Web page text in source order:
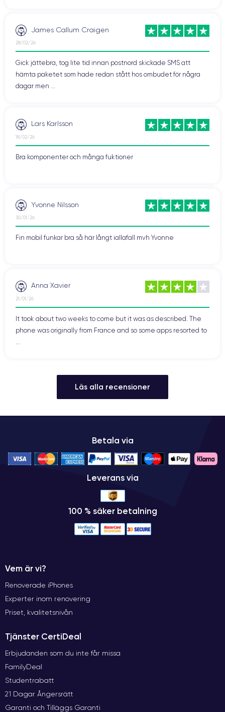
James Callum Craigen
28/02/26
Gick jättebra, tog lite tid innan postnord skickade SMS att
hämta paketet som hade redan stått hos ombudet för några
dagar men ...
Lars Karlsson
18/02/26
Bra komponenter och många fuktioner
Yvonne Nilsson
30/01/26
Fin mobil funkar bra så här långt iallafall mvh Yvonne
Anna Xavier
21/01/26
It took about two weeks to come but it was as described. The
phone was originally from France and so some apps resorted to
Läs alla recensioner
Betala via
Leverans via
100 % säker betalning
Vem är vi?
Renoverade iPhones
Experter inom renovering
Priset, kvalitetsnivån
Tjänster CertiDeal
Erbjudanden som du inte får missa
FamilyDeal
Studentrabatt
21 Dagar Ångersrätt
Garanti och Tilläggs Garanti